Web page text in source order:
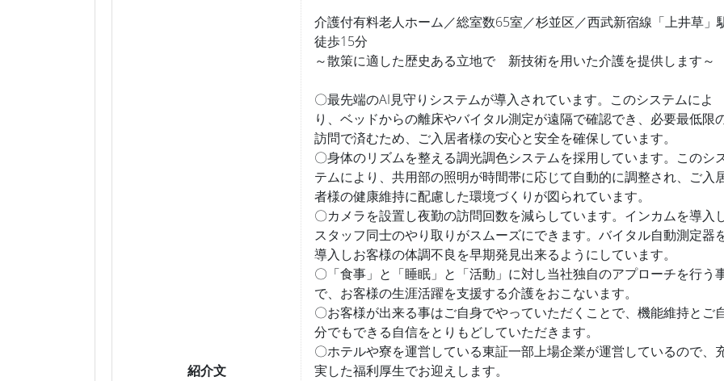
紹介文
介護付有料老人ホーム／総室数65室／杉並区／西武新宿線「上井草」
徒歩15分
～散策に適した歴史ある立地で 新技術を用いた介護を提供します～
〇最先端のAI見守りシステムが導入されています。このシステムによ
り、ベッドからの離床やバイタル測定が遠隔で確認でき、必要最低限
訪問で済むため、ご入居者様の安心と安全を確保しています。
〇身体のリズムを整える調光調色システムを採用しています。このシ
テムにより、共用部の照明が時間帯に応じて自動的に調整され、ご入
者様の健康維持に配慮した環境づくりが図られています。
〇カメラを設置し夜勤の訪問回数を減らしています。インカムを導入
スタッフ同士のやり取りがスムーズにできます。バイタル自動測定器
導入しお客様の体調不良を早期発見出来るようにしています。
〇「食事」と「睡眠」と「活動」に対し当社独自のアプローチを行う
で、お客様の生涯活躍を支援する介護をおこないます。
〇お客様が出来る事はご自身でやっていただくことで、機能維持とご
分でもできる自信をとりもどしていただきます。
〇ホテルや寮を運営している東証一部上場企業が運営しているので、
実した福利厚生でお迎えします。